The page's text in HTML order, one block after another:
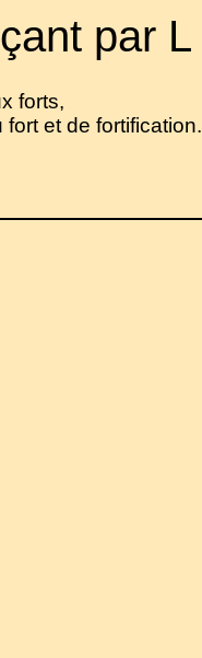
par L
forts,
et de fortification.